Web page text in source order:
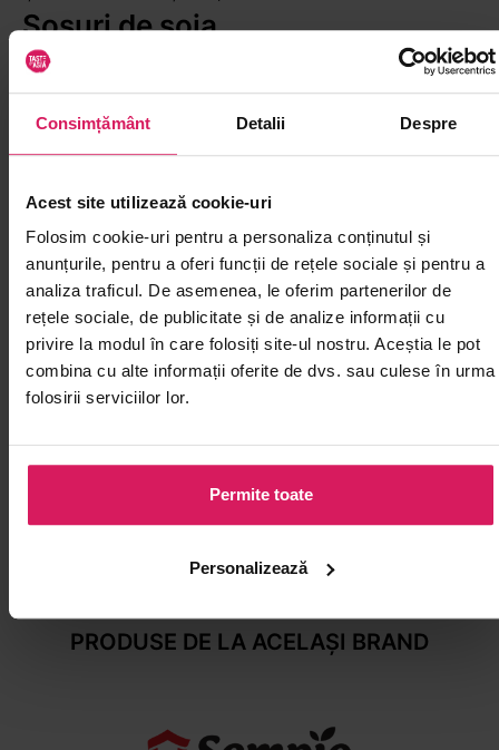
Consimțământ Detalii Despre
Acest site utilizează cookie-uri
Folosim cookie-uri pentru a personaliza conținutul și
anunțurile, pentru a oferi funcții de rețele sociale și pentru a
analiza traficul. De asemenea, le oferim partenerilor de
rețele sociale, de publicitate și de analize informații cu
privire la modul în care folosiți site-ul nostru. Aceștia le pot
combina cu alte informații oferite de dvs. sau culese în urma
folosirii serviciilor lor.
Permite toate
Personalizează
Sosuri de soia
Sos de soia Premium 501s
SEMPIO 500ml
tăițeilor și orezului prăjit
50
Sos de soia
redus de sare,
de zi cu zi
00
PRODUSE DE LA ACELAȘI BRAND